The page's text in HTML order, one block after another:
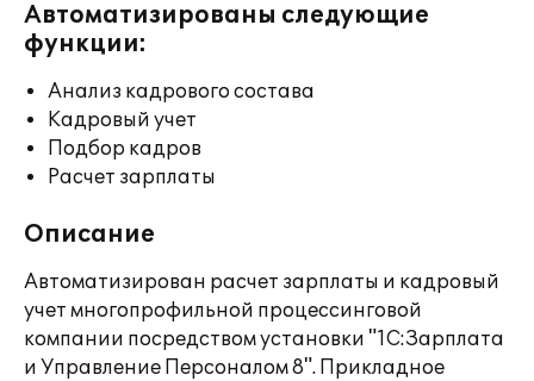
Автоматизированы следующие
функции:
Анализ кадрового состава
Кадровый учет
Подбор кадров
Расчет зарплаты
Описание
Автоматизирован расчет зарплаты и кадровый
учет многопрофильной процессинговой
компании посредством установки "1С:Зарплата
и Управление Персоналом 8". Прикладное